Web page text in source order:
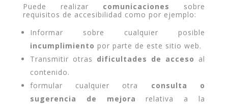
Puede realizar comunicaciones
sobre
requisitos de accesibilidad como por ejemplo:
Informar sobre cualquier posible
incumplimiento por parte de este sitio web.
Transmitir otras dificultades de acceso al
contenido.
formular cualquier otra consulta o
sugerencia de mejora relativa a la